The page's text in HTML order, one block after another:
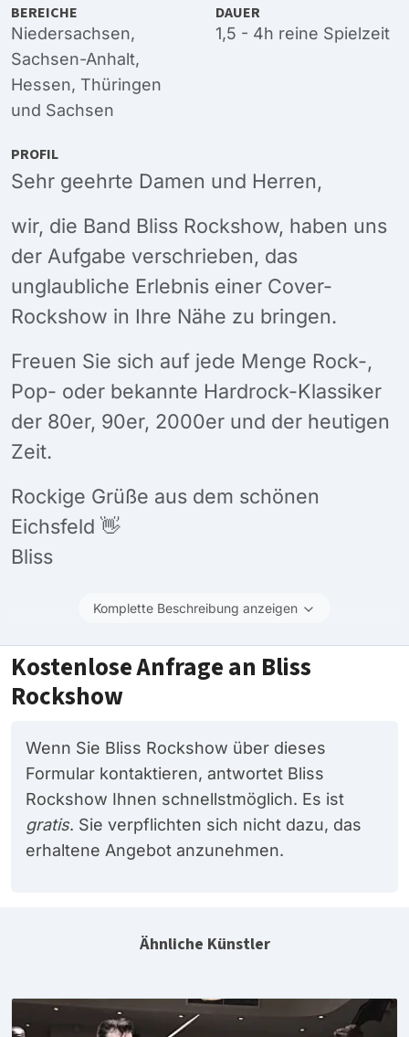
BEREICHE
Niedersachsen,
Sachsen-Anhalt,
Hessen, Thüringen
und Sachsen
DAUER
1,5 - 4h reine Spielzeit
PROFIL
Sehr geehrte Damen und Herren,
wir, die Band Bliss Rockshow, haben uns
der Aufgabe verschrieben, das
unglaubliche Erlebnis einer Cover-
Rockshow in Ihre Nähe zu bringen.
Freuen Sie sich auf jede Menge Rock-,
Pop- oder bekannte Hardrock-Klassiker
der 80er, 90er, 2000er und der heutigen
Zeit.
Rockige Grüße aus dem schönen
Eichsfeld 👋
Bliss
Komplette Beschreibung anzeigen
Kostenlose Anfrage an Bliss
Rockshow
Wenn Sie Bliss Rockshow über dieses
Formular kontaktieren, antwortet Bliss
Rockshow Ihnen schnellstmöglich. Es ist
gratis. Sie verpflichten sich nicht dazu, das
erhaltene Angebot anzunehmen.
Ähnliche Künstler